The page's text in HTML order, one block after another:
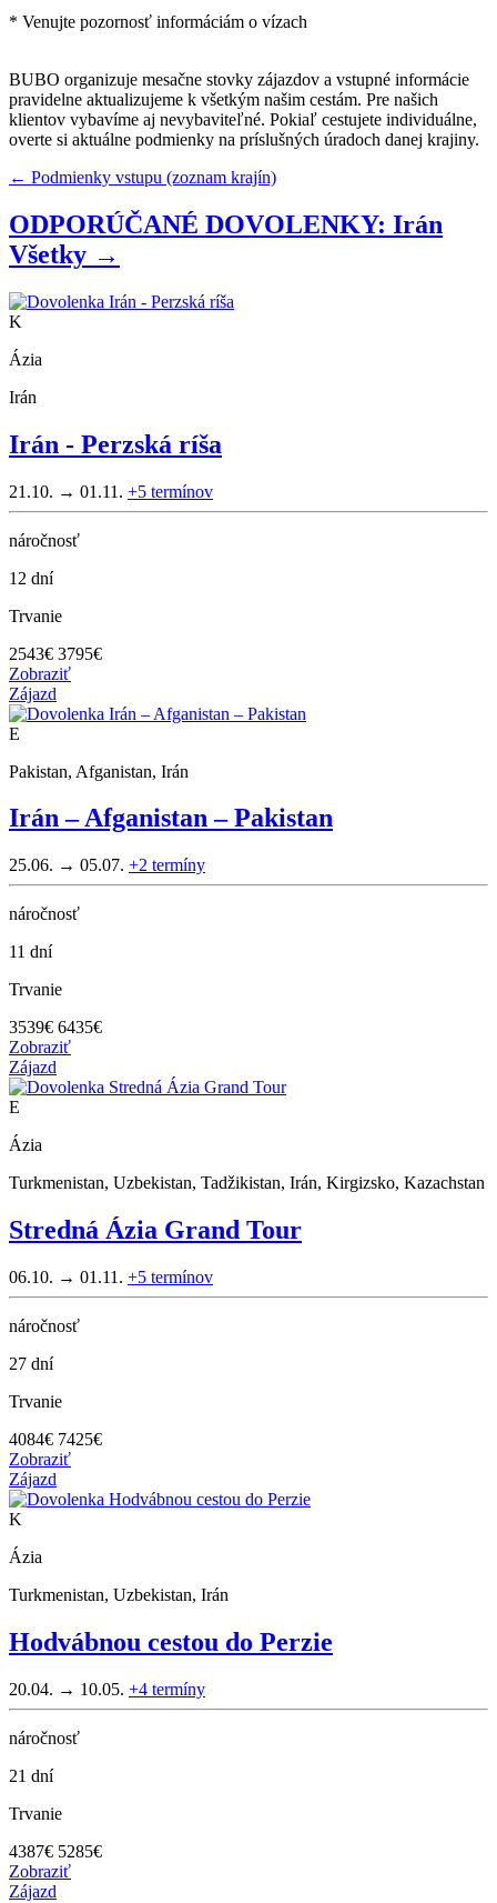
* Venujte pozornosť informáciám o vízach
BUBO organizuje mesačne stovky zájazdov a vstupné informácie
pravidelne aktualizujeme k všetkým našim cestám. Pre našich
klientov vybavíme aj nevybaviteľné. Pokiaľ cestujete individuálne,
overte si aktuálne podmienky na príslušných úradoch danej krajiny.
← Podmienky vstupu (zoznam krajín)
ODPORÚČANÉ DOVOLENKY: Irán
Všetky →
K
Ázia
Irán
Irán - Perzská ríša
21.10. → 01.11. +5 termínov
náročnosť
12 dní
Trvanie
2543€ 3795€
Zobraziť
Zájazd
E
Pakistan, Afganistan, Irán
Irán – Afganistan – Pakistan
25.06. → 05.07. +2 termíny
náročnosť
11 dní
Trvanie
3539€ 6435€
Zobraziť
Zájazd
E
Ázia
Turkmenistan, Uzbekistan, Tadžikistan, Irán, Kirgizsko, Kazachstan
Stredná Ázia Grand Tour
06.10. → 01.11. +5 termínov
náročnosť
27 dní
Trvanie
4084€ 7425€
Zobraziť
Zájazd
K
Ázia
Turkmenistan, Uzbekistan, Irán
Hodvábnou cestou do Perzie
20.04. → 10.05. +4 termíny
náročnosť
21 dní
Trvanie
4387€ 5285€
Zobraziť
Zájazd